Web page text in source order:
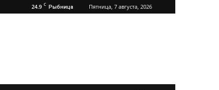
24.9 C Рыбница Пятница, 7 августа, 2026